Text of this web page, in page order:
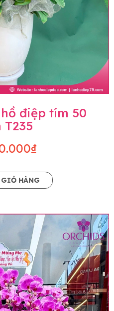
điệp tím 50
T235
GIỎ HÀNG